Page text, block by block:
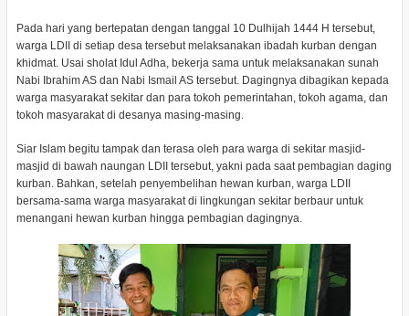
Pada hari yang bertepatan dengan tanggal 10 Dulhijah 1444 H tersebut,
warga LDII di setiap desa tersebut melaksanakan ibadah kurban dengan
khidmat. Usai sholat Idul Adha, bekerja sama untuk melaksanakan sunah
Nabi Ibrahim AS dan Nabi Ismail AS tersebut. Dagingnya dibagikan kepada
warga masyarakat sekitar dan para tokoh pemerintahan, tokoh agama, dan
tokoh masyarakat di desanya masing-masing.
Siar Islam begitu tampak dan terasa oleh para warga di sekitar masjid-
masjid di bawah naungan LDII tersebut, yakni pada saat pembagian daging
kurban. Bahkan, setelah penyembelihan hewan kurban, warga LDII
bersama-sama warga masyarakat di lingkungan sekitar berbaur untuk
menangani hewan kurban hingga pembagian dagingnya.